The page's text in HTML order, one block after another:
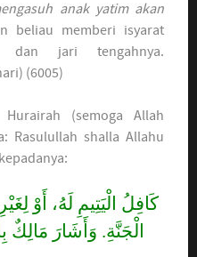
anak yatim akan
beliau memberi isyarat
dan jari tengahnya.
(6005)
(semoga Allah
Rasulullah shalla Allahu
كَافِلُ الْيَتِيمِ لَهُ، أَوْ
الْجَنَّةِ. وَأَشَارَ مَالِكٌ